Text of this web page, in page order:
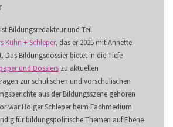
Bildungsredakteur und Teil
Kuhn + Schleper, das er 2025 mit Annette
Das Bildungsdossier bietet in die Tiefe
und Dossierszu aktuellen
zur schulischen und vorschulischen
aus der Bildungsszene gehören
war Holger Schleper beim Fachmedium
für bildungspolitische Themen auf Ebene